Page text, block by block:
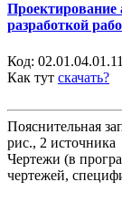
Проектирование
разработкой
Код:
Как тут скачать?
Пояснительная
рис., 2 источника
Чертежи (в
чертежей,